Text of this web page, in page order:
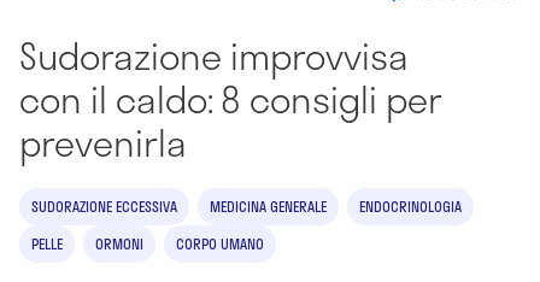
Sudorazione improvvisa
con il caldo: 8 consigli per
prevenirla
SUDORAZIONE ECCESSIVA MEDICINA GENERALE
ENDOCRINOLOGIA
PELLE
ORMONI CORPO UMANO